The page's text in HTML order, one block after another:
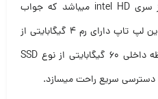
پردازشگر گرافیکی انبرد ان هم از سری intel HD میباشد که جواب
کارهای روزمره را بسادگی میدهد.این لپ تاپ دارای رم ۴ گیگابایتی از
نوع MHz LPDDR3 1600 و حافظه داخلی ۶۰ گیگابایتی از نوع SSD
دسترسی سریع راحت میسازد.